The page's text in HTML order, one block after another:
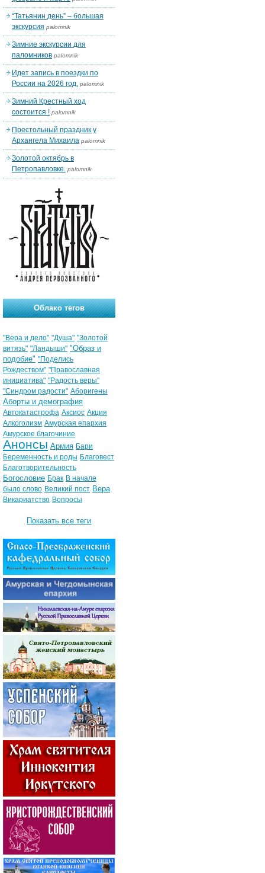
“Татьянин день” – большая
экскурсия palomnik
Зимние экскурсии для
паломников palomnik
Идет запись в поездки по
России на 2026 год. palomnik
Зимний Крестный ход
состоится ! palomnik
Престольный праздник у
Архангела Михаила palomnik
Золотой октябрь в
Петропавловке. palomnik
Облако тегов
"Вера и дело" "Душа" "Золотой
витязь" "Ландыши" "Образ и
подобие" "Поделись
Рождеством" "Православная
инициатива" "Радость веры"
"Синдром радости" Аборигены
Аборты и демография
Автокатастрофа Аксиос Акция
Алкоголизм Амурская епархия
Амурское благочиние
Анонсы Армия Бари
Беременность и роды Благовест
Благотворительность
Богословие Брак В начале
было слово Великий пост Вера
Викариатство Вопросы
Показать все теги